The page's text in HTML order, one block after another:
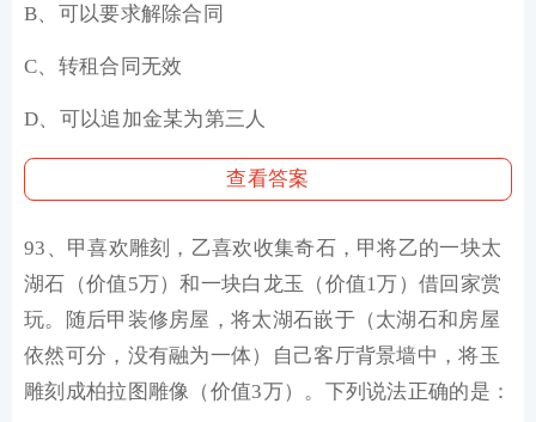
B、可以要求解除合同
C、转租合同无效
D、可以追加金某为第三人
查看答案
93、甲喜欢雕刻，乙喜欢收集奇石，甲将乙的一块太
湖石（价值5万）和一块白龙玉（价值1万）借回家赏
玩。随后甲装修房屋，将太湖石嵌于（太湖石和房屋
依然可分，没有融为一体）自己客厅背景墙中，将玉
雕刻成柏拉图雕像（价值3万）。下列说法正确的是：